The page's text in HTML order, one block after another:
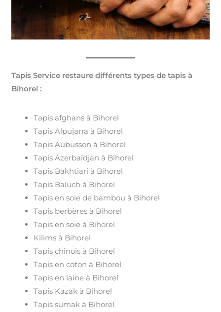
Tapis Service restaure différents types de tapis à
Bihorel :
Tapis afghans à Bihorel
Tapis Alpujarra à Bihorel
Tapis Aubusson à Bihorel
Tapis Azerbaïdjan à Bihorel
Tapis Bakhtiari à Bihorel
Tapis Baluch à Bihorel
Tapis en soie de bambou à Bihorel
Tapis berbères à Bihorel
Tapis en soie à Bihorel
Kilims à Bihorel
Tapis chinois à Bihorel
Tapis en coton à Bihorel
Tapis en laine à Bihorel
Tapis Kazak à Bihorel
Tapis sumak à Bihorel